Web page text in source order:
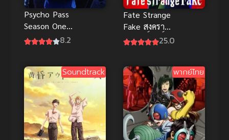
Psycho Pass
Season One
ไซโค พาส8.2
Fate Strange
Fake สงคราม
จอกศักดิ์สิทธิ์25.0
Soundtrack พากย์ไทย